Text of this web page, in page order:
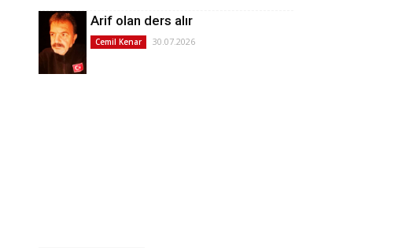
Arif olan ders alır
Cemil Kenar 30.07.2026